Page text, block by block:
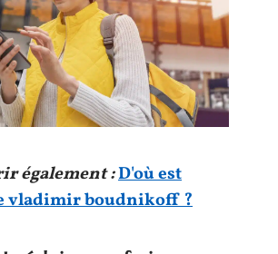
également :D'où est
vladimir boudnikoff ?